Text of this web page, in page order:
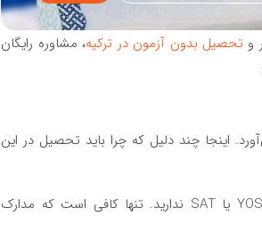
و تحصیل بدون آزمون در ترکیه، مشاوره رایگان
اینجا چند دلیل که چرا باید تحصیل در این
: نیازی به شرکت در آزمون‌های ورودی مانند YOS یا SAT ندارید. تنها کافی است که مدارک